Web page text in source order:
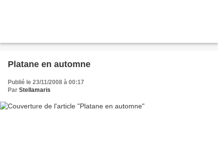
Platane en automne
Publié le 23/11/2008 à 00:17
Par Stellamaris